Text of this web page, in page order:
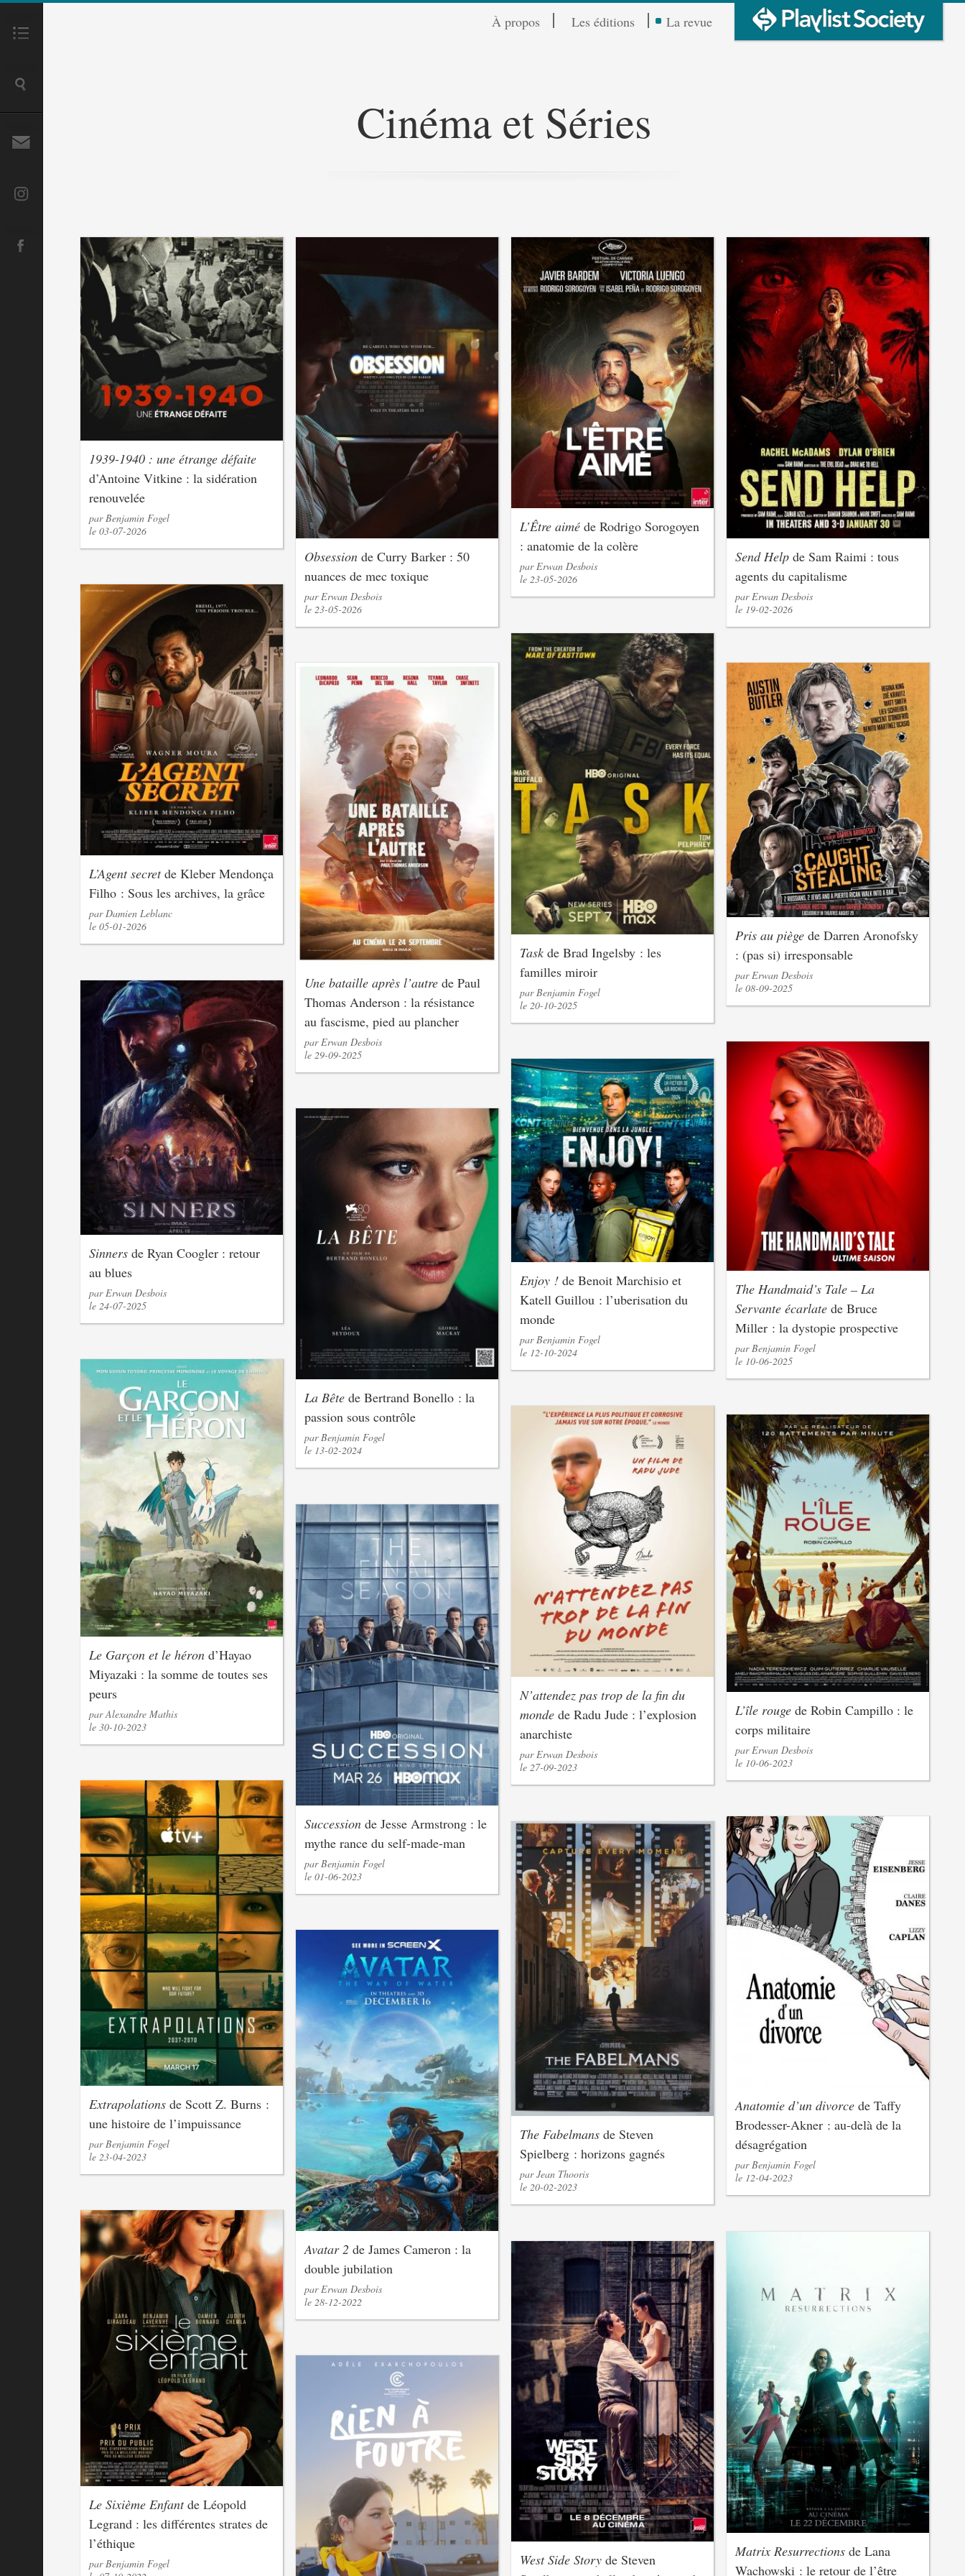
La revue
Les éditions
À propos
Cinéma et Séries
1939-1940 : une étrange défaite
d’Antoine Vitkine : la sidération
renouvelée
par Benjamin Fogel
le 03-07-2026
Obsession de Curry Barker : 50
nuances de mec toxique
par Erwan Desbois
le 23-05-2026
L’Être aimé de Rodrigo Sorogoyen
: anatomie de la colère
par Erwan Desbois
le 23-05-2026
Send Help de Sam Raimi : tous
agents du capitalisme
par Erwan Desbois
le 19-02-2026
L’Agent secretde Kleber Mendonça
Filho : Sous les archives, la grâce
par Damien Leblanc
le 05-01-2026
Task de Brad Ingelsby : les
familles miroir
par Benjamin Fogel
le 20-10-2025
Une bataille après l’autre de Paul
Thomas Anderson : la résistance
au fascisme, pied au plancher
par Erwan Desbois
le 29-09-2025
Pris au piège de Darren Aronofsky
: (pas si) irresponsable
par Erwan Desbois
le 08-09-2025
Sinners de Ryan Coogler : retour
au blues
par Erwan Desbois
le 24-07-2025
The Handmaid’s Tale – La
Servante écarlate de Bruce
Miller : la dystopie prospective
par Benjamin Fogel
le 10-06-2025
Enjoy ! de Benoit Marchisio et
Katell Guillou : l’uberisation du
monde
par Benjamin Fogel
le 12-10-2024
La Bête de Bertrand Bonello : la
passion sous contrôle
par Benjamin Fogel
le 13-02-2024
Le Garçon et le héron d’Hayao
Miyazaki : la somme de toutes ses
peurs
par Alexandre Mathis
le 30-10-2023
N’attendez pas trop de la fin du
monde de Radu Jude : l’explosion
anarchiste
par Erwan Desbois
le 27-09-2023
L’île rouge de Robin Campillo : le
corps militaire
par Erwan Desbois
le 10-06-2023
Succession de Jesse Armstrong : le
mythe rance du self-made-man
par Benjamin Fogel
le 01-06-2023
Extrapolations de Scott Z. Burns :
une histoire de l’impuissance
par Benjamin Fogel
le 23-04-2023
Anatomie d’un divorce de Taffy
Brodesser-Akner : au-delà de la
désagrégation
par Benjamin Fogel
le 12-04-2023
The Fabelmans de Steven
Spielberg : horizons gagnés
par Jean Thooris
le 20-02-2023
Avatar 2 de James Cameron : la
double jubilation
par Erwan Desbois
le 28-12-2022
Le Sixième Enfantde Léopold
Legrand : les différentes strates de
l’éthique
par Benjamin Fogel
Matrix Resurrections de Lana
Wachowski : le retour de l’être
West Side Story de Steven